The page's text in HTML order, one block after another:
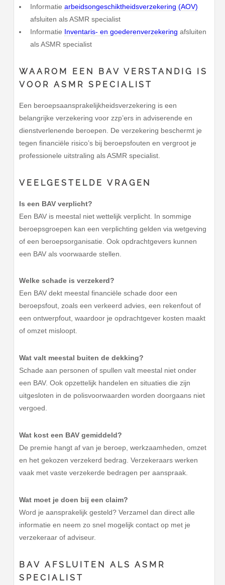
Informatie arbeidsongeschiktheidsverzekering (AOV)
afsluiten als ASMR specialist
Informatie Inventaris- en goederenverzekering afsluiten
als ASMR specialist
WAAROM EEN BAV VERSTANDIG IS
VOOR ASMR SPECIALIST
Een beroepsaansprakelijkheidsverzekering is een
belangrijke verzekering voor zzp’ers in adviserende en
dienstverlenende beroepen. De verzekering beschermt je
tegen financiële risico’s bij beroepsfouten en vergroot je
professionele uitstraling als ASMR specialist.
VEELGESTELDE VRAGEN
Is een BAV verplicht?
Een BAV is meestal niet wettelijk verplicht. In sommige
beroepsgroepen kan een verplichting gelden via wetgeving
of een beroepsorganisatie. Ook opdrachtgevers kunnen
een BAV als voorwaarde stellen.
Welke schade is verzekerd?
Een BAV dekt meestal financiële schade door een
beroepsfout, zoals een verkeerd advies, een rekenfout of
een ontwerpfout, waardoor je opdrachtgever kosten maakt
of omzet misloopt.
Wat valt meestal buiten de dekking?
Schade aan personen of spullen valt meestal niet onder
een BAV. Ook opzettelijk handelen en situaties die zijn
uitgesloten in de polisvoorwaarden worden doorgaans niet
vergoed.
Wat kost een BAV gemiddeld?
De premie hangt af van je beroep, werkzaamheden, omzet
en het gekozen verzekerd bedrag. Verzekeraars werken
vaak met vaste verzekerde bedragen per aanspraak.
Wat moet je doen bij een claim?
Word je aansprakelijk gesteld? Verzamel dan direct alle
informatie en neem zo snel mogelijk contact op met je
verzekeraar of adviseur.
BAV AFSLUITEN ALS ASMR
SPECIALIST